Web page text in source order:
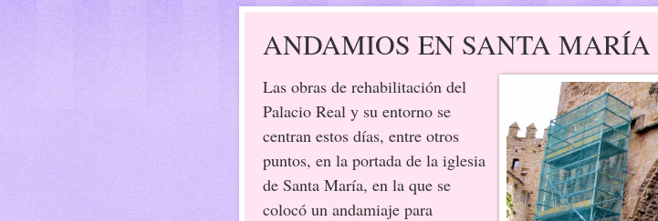
ANDAMIOS EN SANTA MARÍA
Las obras de rehabilitación del
Palacio Real y su entorno se
centran estos días, entre otros
puntos, en la portada de la iglesia
de Santa María, en la que se
colocó un andamiaje para